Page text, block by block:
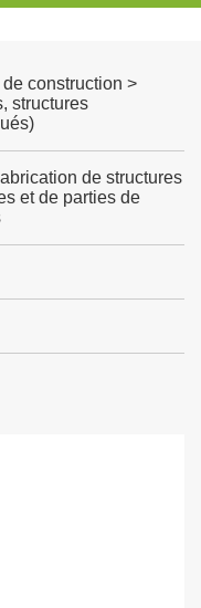
construction >
structures
de structures
et de parties de